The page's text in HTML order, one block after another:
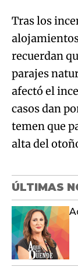
Tras los
recuerdan
parajes
afectó el
casos dan
temen que
alta del
ÚLTIMAS